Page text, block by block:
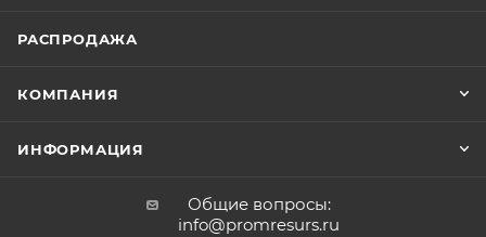
РАСПРОДАЖА
КОМПАНИЯ
ИНФОРМАЦИЯ
Общие вопросы:
info@promresurs.ru